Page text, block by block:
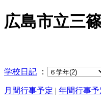
広島市立三
学校日記 ：
月間行事予定 | 年間行事予